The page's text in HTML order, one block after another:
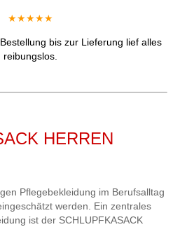
★★★★★
bis zur Lieferung lief alles
reibungslos.
HERREN
Pflegebekleidung im Berufsalltag
werden. Ein zentrales
ist der SCHLUPFKASACK